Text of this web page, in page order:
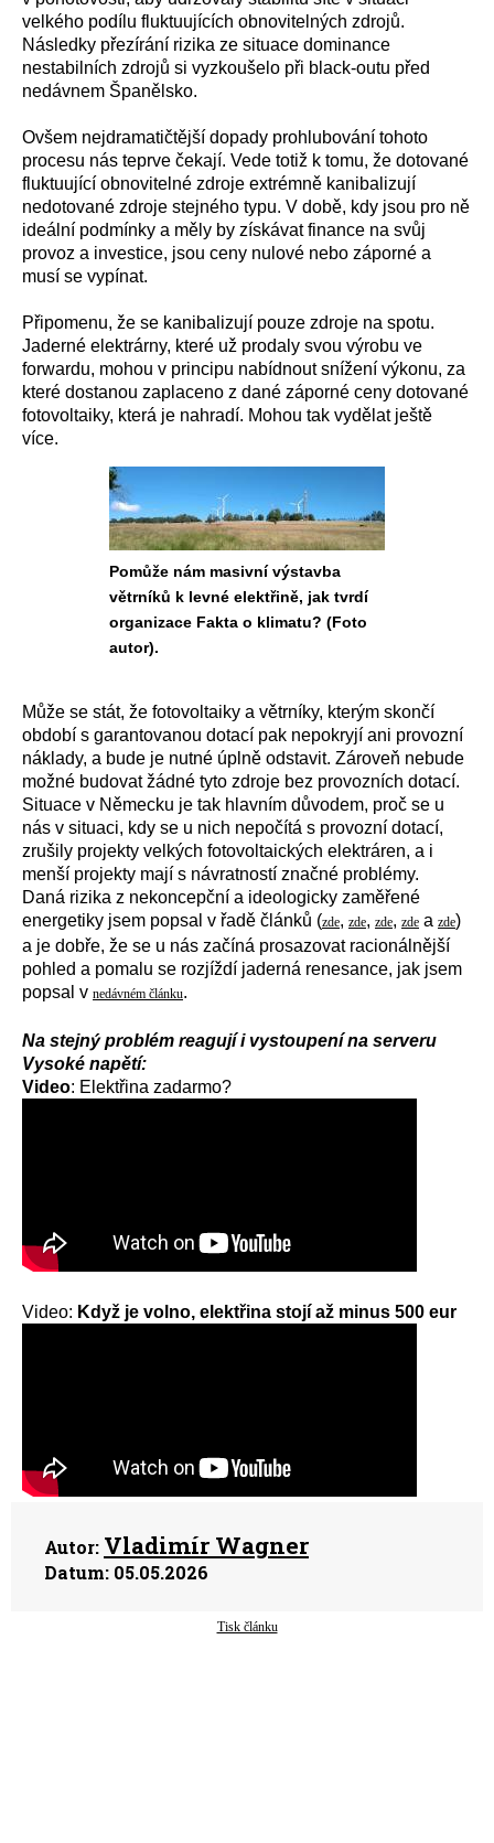
velkého podílu fluktuujících obnovitelných zdrojů.
Následky přezírání rizika ze situace dominance
nestabilních zdrojů si vyzkoušelo při black-outu před
nedávnem Španělsko.
Ovšem nejdramatičtější dopady prohlubování tohoto
procesu nás teprve čekají. Vede totiž k tomu, že dotované
fluktuující obnovitelné zdroje extrémně kanibalizují
nedotované zdroje stejného typu. V době, kdy jsou pro ně
ideální podmínky a měly by získávat finance na svůj
provoz a investice, jsou ceny nulové nebo záporné a
musí se vypínat.
Připomenu, že se kanibalizují pouze zdroje na spotu.
Jaderné elektrárny, které už prodaly svou výrobu ve
forwardu, mohou v principu nabídnout snížení výkonu, za
které dostanou zaplaceno z dané záporné ceny dotované
fotovoltaiky, která je nahradí. Mohou tak vydělat ještě
více.
Pomůže nám masivní výstavba
větrníků k levné elektřině, jak tvrdí
organizace Fakta o klimatu? (Foto
autor).
Může se stát, že fotovoltaiky a větrníky, kterým skončí
období s garantovanou dotací pak nepokryjí ani provozní
náklady, a bude je nutné úplně odstavit. Zároveň nebude
možné budovat žádné tyto zdroje bez provozních dotací.
Situace v Německu je tak hlavním důvodem, proč se u
nás v situaci, kdy se u nich nepočítá s provozní dotací,
zrušily projekty velkých fotovoltaických elektráren, a i
menší projekty mají s návratností značné problémy.
Daná rizika z nekoncepční a ideologicky zaměřené
energetiky jsem popsal v řadě článků (zde, zde, zde, zde a zde)
a je dobře, že se u nás začíná prosazovat racionálnější
pohled a pomalu se rozjíždí jaderná renesance, jak jsem
popsal v nedávném článku.
Na stejný problém reagují i vystoupení na serveru
Vysoké napětí:
Video: Elektřina zadarmo?
Video: Když je volno, elektřina stojí až minus 500 eur
Autor: Vladimír Wagner
Datum: 05.05.2026
Tisk článku